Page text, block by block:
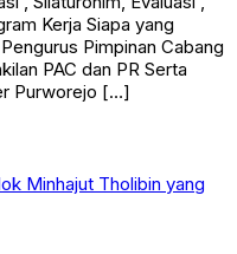
Kerja Siapa yang
Pimpinan Cabang
PAC dan PR Serta
Purworejo […]